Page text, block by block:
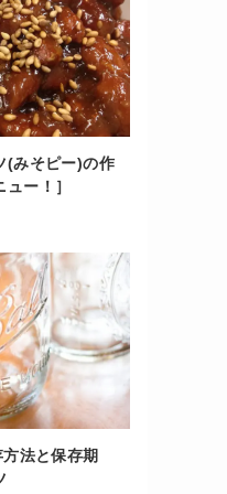
(みそピー)の作
ー！］
法と保存期